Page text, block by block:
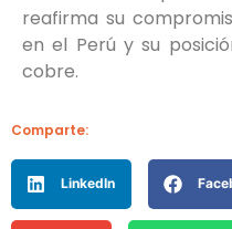
reafirma su
en el Perú y su
cobre.
Comparte:
LinkedIn